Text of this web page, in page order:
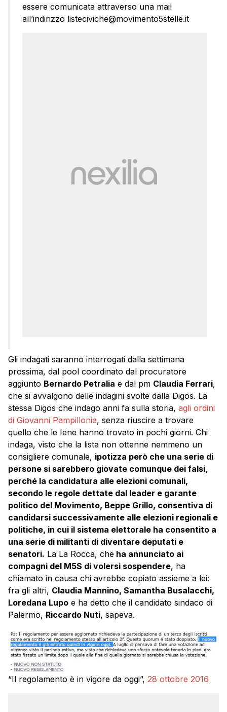
essere comunicata attraverso una mail
all’indirizzo listeciviche@movimento5stelle.it
Gli indagati saranno interrogati dalla settimana
prossima, dal pool coordinato dal procuratore
aggiunto Bernardo Petralia e dal pm Claudia Ferrari,
che si avvalgono delle indagini svolte dalla Digos. La
stessa Digos che indago anni fa sulla storia, agli ordini
di Giovanni Pampillonia, senza riuscire a trovare
quello che le Iene hanno trovato in pochi giorni. Chi
indaga, visto che la lista non ottenne nemmeno un
consigliere comunale, ipotizza però che una serie di
persone si sarebbero giovate comunque dei falsi,
perché la candidatura alle elezioni comunali,
secondo le regole dettate dal leader e garante
politico del Movimento, Beppe Grillo, consentiva di
candidarsi successivamente alle elezioni regionali e
politiche, in cui il sistema elettorale ha consentito a
una serie di militanti di diventare deputati e
senatori. La La Rocca, che ha annunciato ai
compagni del M5S di volersi sospendere, ha
chiamato in causa chi avrebbe copiato assieme a lei:
fra gli altri, Claudia Mannino, Samantha Busalacchi,
Loredana Lupo e ha detto che il candidato sindaco di
Palermo, Riccardo Nuti, sapeva.
“Il regolamento è in vigore da oggi”, 28 ottobre 2016